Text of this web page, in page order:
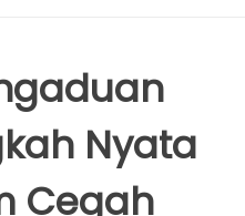
Nyata
Cegah